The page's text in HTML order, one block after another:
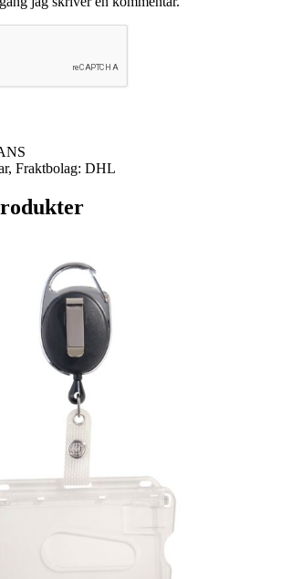
Fraktbolag: DHL